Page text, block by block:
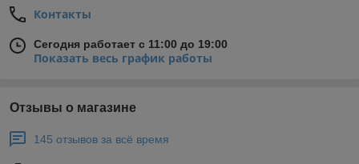
Контакты
Сегодня работает с 11:00 до 19:00
Показать весь график работы
Отзывы о магазине
145 отзывов за всё время